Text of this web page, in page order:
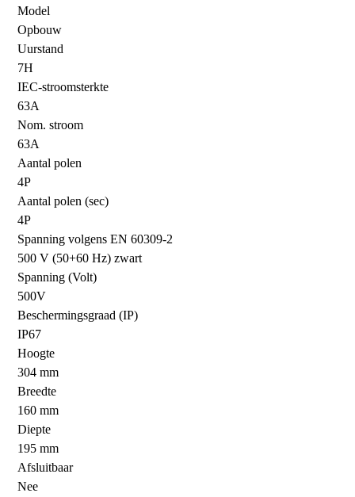
Model
Opbouw
Uurstand
7H
IEC-stroomsterkte
63A
Nom. stroom
63A
Aantal polen
4P
Aantal polen (sec)
4P
Spanning volgens EN 60309-2
500 V (50+60 Hz) zwart
Spanning (Volt)
500V
Beschermingsgraad (IP)
IP67
Hoogte
304 mm
Breedte
160 mm
Diepte
195 mm
Afsluitbaar
Nee